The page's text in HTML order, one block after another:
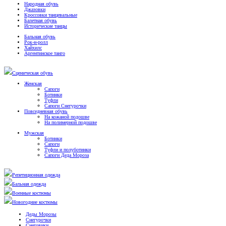
Народная обувь
Джазовки
Кроссовки танцевальные
Балетная обувь
Исторические танцы
Бальная обувь
Рок-н-ролл
Хайхилс
Аргентинское танго
Сценическая обувь
Женская
Сапоги
Ботинки
Туфли
Сапоги Снегурочки
Повседневная обувь
На кожаной подошве
На полимерной подошве
Мужская
Ботинки
Сапоги
Туфли и полуботинки
Сапоги Деда Мороза
Репетиционная одежда
Бальная одежда
Военные костюмы
Новогодние костюмы
Деды Морозы
Снегурочки